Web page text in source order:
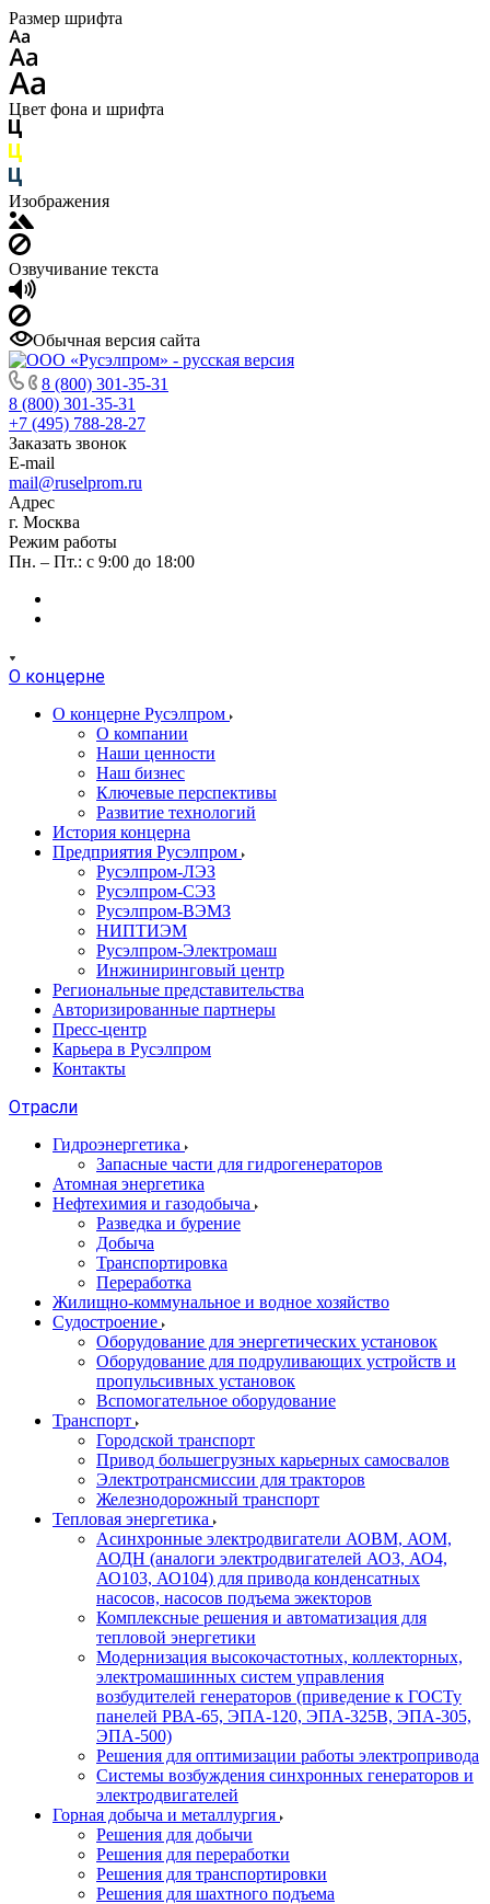
Размер шрифта
Цвет фона и шрифта
Изображения
Озвучивание текста
Обычная версия сайта
8 (800) 301-35-31
8 (800) 301-35-31
+7 (495) 788-28-27
Заказать звонок
E-mail
mail@ruselprom.ru
Адрес
г. Москва
Режим работы
Пн. – Пт.: с 9:00 до 18:00
О концерне
О концерне Русэлпром
О компании
Наши ценности
Наш бизнес
Ключевые перспективы
Развитие технологий
История концерна
Предприятия Русэлпром
Русэлпром-ЛЭЗ
Русэлпром-СЭЗ
Русэлпром-ВЭМЗ
НИПТИЭМ
Русэлпром-Электромаш
Инжиниринговый центр
Региональные представительства
Авторизированные партнеры
Пресс-центр
Карьера в Русэлпром
Контакты
Отрасли
Гидроэнергетика
Запасные части для гидрогенераторов
Атомная энергетика
Нефтехимия и газодобыча
Разведка и бурение
Добыча
Транспортировка
Переработка
Жилищно-коммунальное и водное хозяйство
Судостроение
Оборудование для энергетических установок
Оборудование для подруливающих устройств и
пропульсивных установок
Вспомогательное оборудование
Транспорт
Городской транспорт
Привод большегрузных карьерных самосвалов
Электротрансмиссии для тракторов
Железнодорожный транспорт
Тепловая энергетика
Асинхронные электродвигатели АОВМ, АОМ,
АОДН (аналоги электродвигателей АО3, АО4,
АО103, АО104) для привода конденсатных
насосов, насосов подъема эжекторов
Комплексные решения и автоматизация для
тепловой энергетики
Модернизация высокочастотных, коллекторных,
электромашинных систем управления
возбудителей генераторов (приведение к ГОСТу
панелей РВА-65, ЭПА-120, ЭПА-325В, ЭПА-305,
ЭПА-500)
Решения для оптимизации работы электропривода
Системы возбуждения синхронных генераторов и
электродвигателей
Горная добыча и металлургия
Решения для добычи
Решения для переработки
Решения для транспортировки
Решения для шахтного подъема